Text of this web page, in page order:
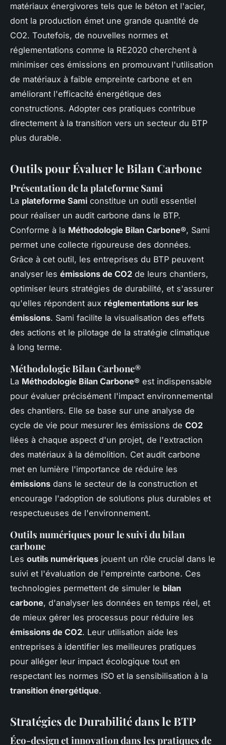
matériaux énergivores tels que le béton et l'acier,
dont la production émet une grande quantité de
CO2. Toutefois, de nouvelles normes et
réglementations comme la RE2020 cherchent à
minimiser ces émissions en promouvant l'utilisation
de matériaux à faible empreinte carbone et en
améliorant l'efficacité énergétique des
constructions. Adopter ces pratiques contribue
directement à la transition vers un secteur du BTP
plus durable.
Outils pour Évaluer le Bilan Carbone
Présentation de la plateforme Sami
La plateforme Sami constitue un outil essentiel
pour réaliser un audit carbone dans le BTP.
Conforme à la Méthodologie Bilan Carbone®, Sami
permet une collecte rigoureuse des données.
Grâce à cet outil, les entreprises du BTP peuvent
analyser les émissions de CO2 de leurs chantiers,
optimiser leurs stratégies de durabilité, et s'assurer
qu'elles répondent aux réglementations sur les
émissions. Sami facilite la visualisation des effets
des actions et le pilotage de la stratégie climatique
à long terme.
Méthodologie Bilan Carbone®
La Méthodologie Bilan Carbone® est indispensable
pour évaluer précisément l'impact environnemental
des chantiers. Elle se base sur une analyse de
cycle de vie pour mesurer les émissions de CO2
liées à chaque aspect d'un projet, de l'extraction
des matériaux à la démolition. Cet audit carbone
met en lumière l'importance de réduire les
émissions dans le secteur de la construction et
encourage l'adoption de solutions plus durables et
respectueuses de l'environnement.
Outils numériques pour le suivi du bilan
carbone
Les outils numériques jouent un rôle crucial dans le
suivi et l'évaluation de l'empreinte carbone. Ces
technologies permettent de simuler le bilan
carbone, d'analyser les données en temps réel, et
de mieux gérer les processus pour réduire les
émissions de CO2. Leur utilisation aide les
entreprises à identifier les meilleures pratiques
pour alléger leur impact écologique tout en
respectant les normes ISO et la sensibilisation à la
transition énergétique.
Stratégies de Durabilité dans le BTP
Éco-design et innovation dans les pratiques de